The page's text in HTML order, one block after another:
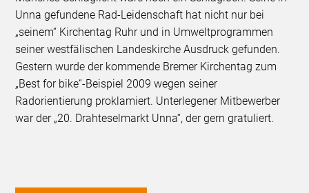
Unna gefundene Rad-Leidenschaft hat nicht nur bei
„seinem“ Kirchentag Ruhr und in Umweltprogrammen
seiner westfälischen Landeskirche Ausdruck gefunden.
Gestern wurde der kommende Bremer Kirchentag zum
„Best for bike“-Beispiel 2009 wegen seiner
Radorientierung proklamiert. Unterlegener Mitbewerber
war der „20. Drahteselmarkt Unna“, der gern gratuliert.